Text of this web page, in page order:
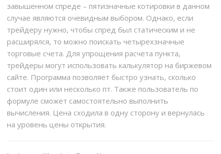
завышенном спреде – пятизначные котировки в данном
случае являются очевидным выбором. Однако, если
трейдеру нужно, чтобы спред был статическим и не
расширялся, то можно поискать четырехзначные
торговые счета. Для упрощения расчета пункта,
трейдеры могут использовать калькулятор на биржевом
сайте. Программа позволяет быстро узнать, сколько
стоит один или несколько пт. Также пользователь по
формуле сможет самостоятельно выполнить
вычисления. Цена сходила в одну сторону и вернулась
на уровень цены открытия.